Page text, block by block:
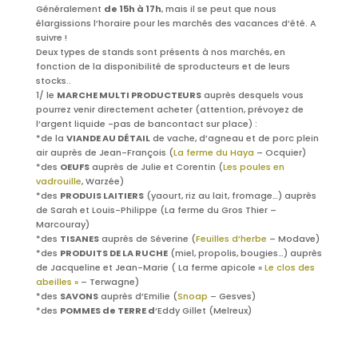
Généralement de 15h à 17h, mais il se peut que nous
élargissions l’horaire pour les marchés des vacances d’été. A
suivre !
Deux types de stands sont présents à nos marchés, en
fonction de la disponibilité de sproducteurs et de leurs
stocks..
1/ le MARCHE MULTI PRODUCTEURSauprès desquels vous
pourrez venir directement acheter (attention, prévoyez de
l’argent liquide -pas de bancontact sur place) :
*de la VIANDE AU DÉTAILde vache, d’agneau et de porc plein
air auprès de Jean-François (La ferme du Haya – Ocquier)
*des OEUFSauprès de Julie et Corentin (Les poules en
vadrouille, Warzée)
*des PRODUIS LAITIERS(yaourt, riz au lait, fromage…) auprès
de Sarah et Louis-Philippe (La ferme du Gros Thier –
Marcouray)
*des TISANESauprès de Séverine (Feuilles d’herbe – Modave)
*des PRODUITS DE LA RUCHE(miel, propolis, bougies…) auprès
de Jacqueline et Jean-Marie ( La ferme apicole «Le clos des
abeilles »– Terwagne)
*des SAVONSauprès d’Emilie (Snoap – Gesves)
*des POMMES de TERRE d‘Eddy Gillet (Melreux)